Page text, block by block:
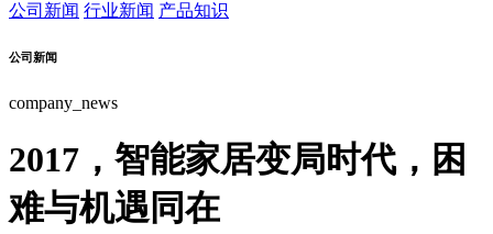
公司新闻 行业新闻 产品知识
公司新闻
company_news
2017，智能家居变局时代，困
难与机遇同在